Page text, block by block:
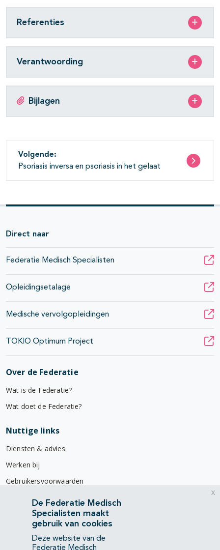
Referenties
Verantwoording
Bijlagen
Volgende:
Psoriasis inversa en psoriasis in het gelaat
Direct naar
Federatie Medisch Specialisten
Opleidingsetalage
Medische vervolgopleidingen
TOKIO Optimum Project
Over de Federatie
Wat is de Federatie?
Wat doet de Federatie?
Nuttige links
Diensten & advies
Werken bij
Gebruikersvoorwaarden
Privacyverklaring
Contact
Mercatorlaan 1200
3528 BL Utrecht
De Federatie Medisch
Specialisten maakt
gebruik van cookies
Deze website van de
Federatie Medisch
x